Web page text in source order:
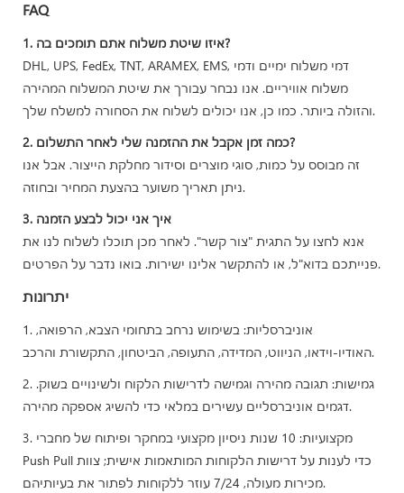
FAQ
1. איזו שיטת משלוח אתם תומכים בה?
DHL, UPS, FedEx, TNT, ARAMEX, EMS, דמי משלוח ימיים ודמי
משלוח אוויריים. אנו נבחר עבורך את שיטת המשלוח המהירה
והזולה ביותר. כמו כן, אנו יכולים לשלוח את הסחורה למשלח שלך.
2. כמה זמן אקבל את ההזמנה שלי לאחר התשלום?
זה מבוסס על כמות, סוגי מוצרים וסידור מחלקת הייצור. אבל אנו
ניתן תאריך משוער בהצעת המחיר ובחוזה.
3. איך אני יכול לבצע הזמנה
אנא לחצו על התגית "צור קשר". לאחר מכן תוכלו לשלוח לנו את
פנייתכם בדוא"ל, או להתקשר אלינו ישירות. בואו נדבר על הפרטים.
יתרונות
1. אוניברסליות: בשימוש נרחב בתחומי הצבא, הרפואה,
האודיו-וידאו, הניווט, המדידה, התעופה, הביטחון, התקשורת והרכב.
2. גמישות: תגובה מהירה וגמישה לדרישות הלקוח ולשינויים בשוק.
דגמים אוניברסליים עשירים במלאי כדי להשיג אספקה ​​מהירה.
3. מקצועיות: 10 שנות ניסיון מקצועי במחקר ופיתוח של מחברי
Push Pull כדי לענות על דרישות הלקוחות המותאמות אישית; צוות
מכירות מעולה, 7/24 עוזר ללקוחות לפתור את בעיותיהם.